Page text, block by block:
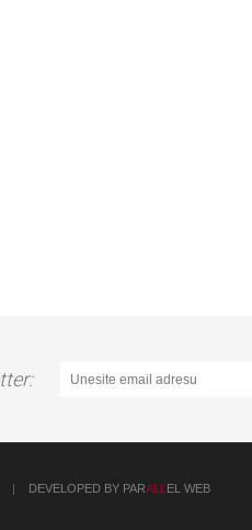
| DEVELOPED BY PARALL EL WEB